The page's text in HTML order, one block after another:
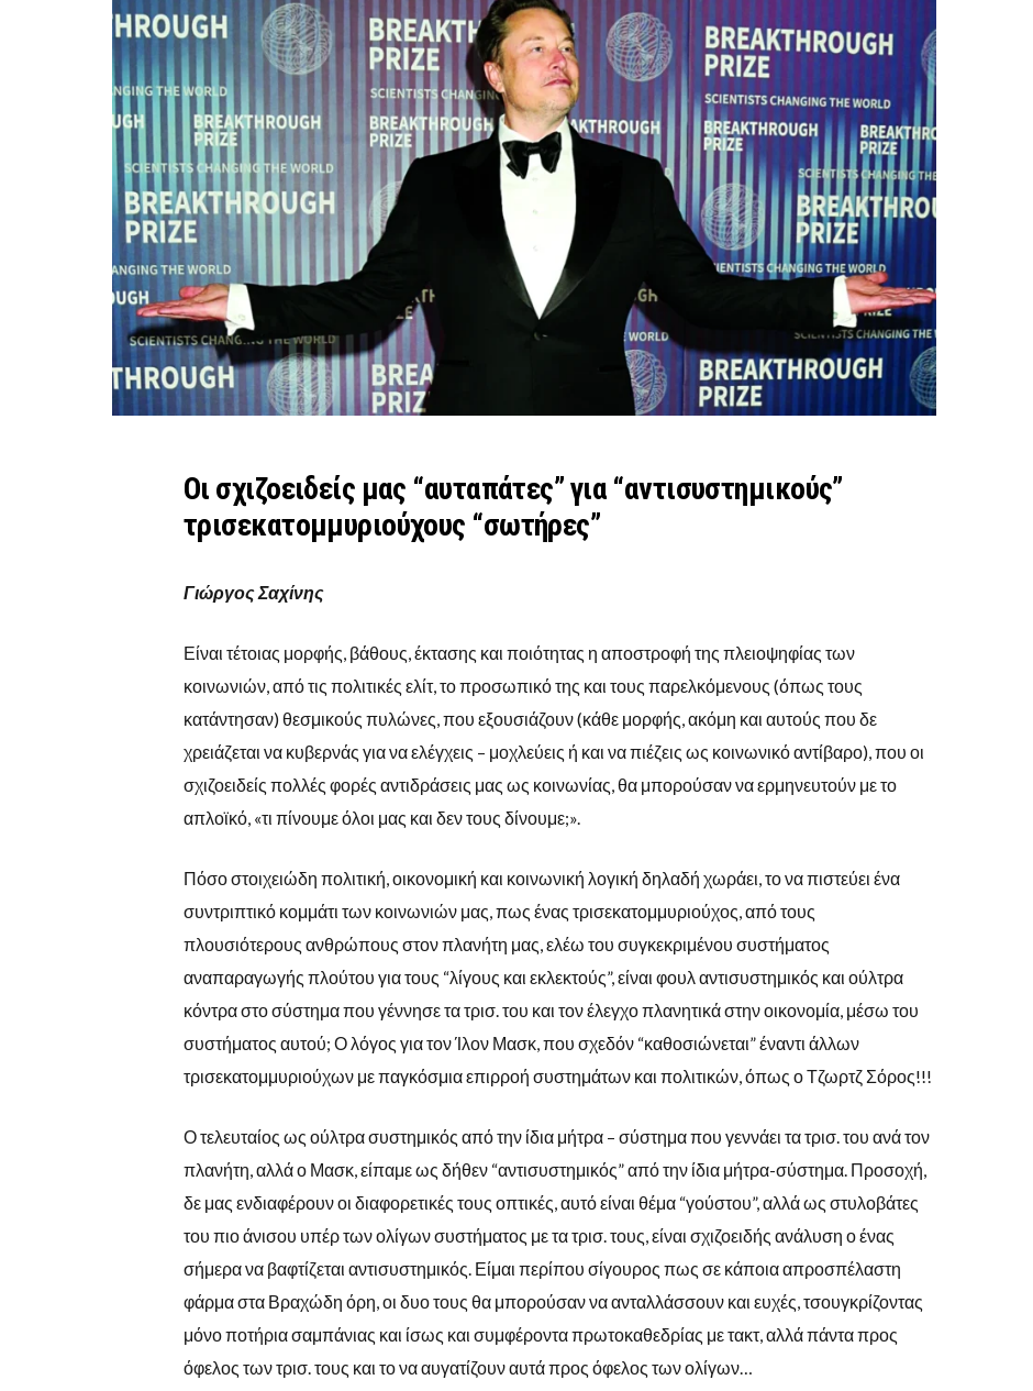
Οι σχιζοειδείς μας “αυταπάτες” για “αντισυστημικούς”
τρισεκατομμυριούχους “σωτήρες”
Γιώργος Σαχίνης
Είναι τέτοιας μορφής, βάθους, έκτασης και ποιότητας η αποστροφή της πλειοψηφίας των
κοινωνιών, από τις πολιτικές ελίτ, το προσωπικό της και τους παρελκόμενους (όπως τους
κατάντησαν) θεσμικούς πυλώνες, που εξουσιάζουν (κάθε μορφής, ακόμη και αυτούς που δε
χρειάζεται να κυβερνάς για να ελέγχεις – μοχλεύεις ή και να πιέζεις ως κοινωνικό αντίβαρο), που οι
σχιζοειδείς πολλές φορές αντιδράσεις μας ως κοινωνίας, θα μπορούσαν να ερμηνευτούν με το
απλοϊκό, «τι πίνουμε όλοι μας και δεν τους δίνουμε;».
Πόσο στοιχειώδη πολιτική, οικονομική και κοινωνική λογική δηλαδή χωράει, το να πιστεύει ένα
συντριπτικό κομμάτι των κοινωνιών μας, πως ένας τρισεκατομμυριούχος, από τους
πλουσιότερους ανθρώπους στον πλανήτη μας, ελέω του συγκεκριμένου συστήματος
αναπαραγωγής πλούτου για τους “λίγους και εκλεκτούς”, είναι φουλ αντισυστημικός και ούλτρα
κόντρα στο σύστημα που γέννησε τα τρισ. του και τον έλεγχο πλανητικά στην οικονομία, μέσω του
συστήματος αυτού; Ο λόγος για τον Ίλον Μασκ, που σχεδόν “καθοσιώνεται” έναντι άλλων
τρισεκατομμυριούχων με παγκόσμια επιρροή συστημάτων και πολιτικών, όπως ο Τζωρτζ Σόρος!!!
Ο τελευταίος ως ούλτρα συστημικός από την ίδια μήτρα – σύστημα που γεννάει τα τρισ. του ανά τον
πλανήτη, αλλά ο Μασκ, είπαμε ως δήθεν “αντισυστημικός” από την ίδια μήτρα-σύστημα. Προσοχή,
δε μας ενδιαφέρουν οι διαφορετικές τους οπτικές, αυτό είναι θέμα “γούστου”, αλλά ως στυλοβάτες
του πιο άνισου υπέρ των ολίγων συστήματος με τα τρισ. τους, είναι σχιζοειδής ανάλυση ο ένας
σήμερα να βαφτίζεται αντισυστημικός. Είμαι περίπου σίγουρος πως σε κάποια απροσπέλαστη
φάρμα στα Βραχώδη όρη, οι δυο τους θα μπορούσαν να ανταλλάσσουν και ευχές, τσουγκρίζοντας
μόνο ποτήρια σαμπάνιας και ίσως και συμφέροντα πρωτοκαθεδρίας με τακτ, αλλά πάντα προς
όφελος των τρισ. τους και το να αυγατίζουν αυτά προς όφελος των ολίγων…